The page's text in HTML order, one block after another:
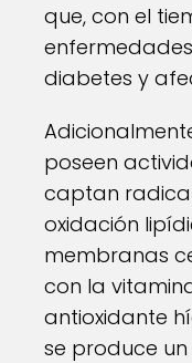
que, con el
diabetes y
poseen
captan
oxidación
membranas
con la
antioxidante
se produce